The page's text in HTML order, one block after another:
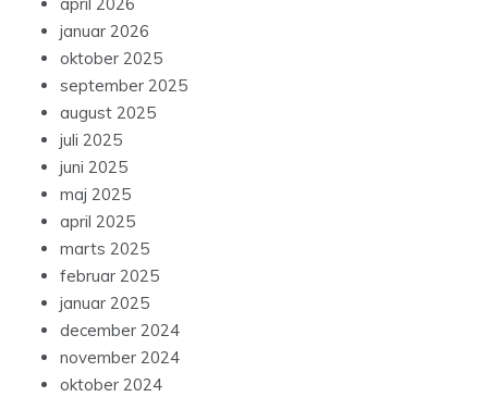
januar 2026
oktober 2025
september 2025
august 2025
juli 2025
juni 2025
maj 2025
april 2025
marts 2025
februar 2025
januar 2025
december 2024
november 2024
oktober 2024